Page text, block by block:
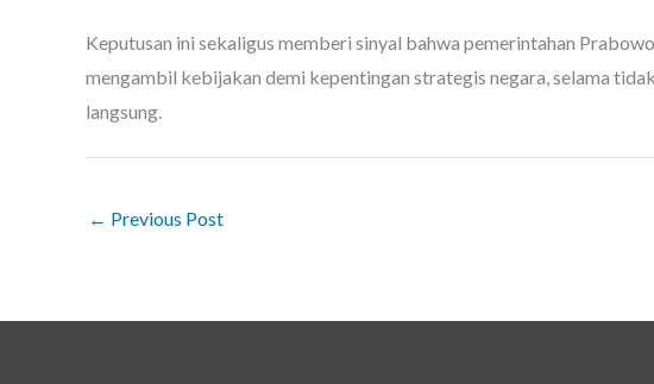
Keputusan ini sekaligus memberi sinyal bahwa pemerintahan
mengambil kebijakan demi kepentingan strategis negara, selama
langsung.
← Previous Post